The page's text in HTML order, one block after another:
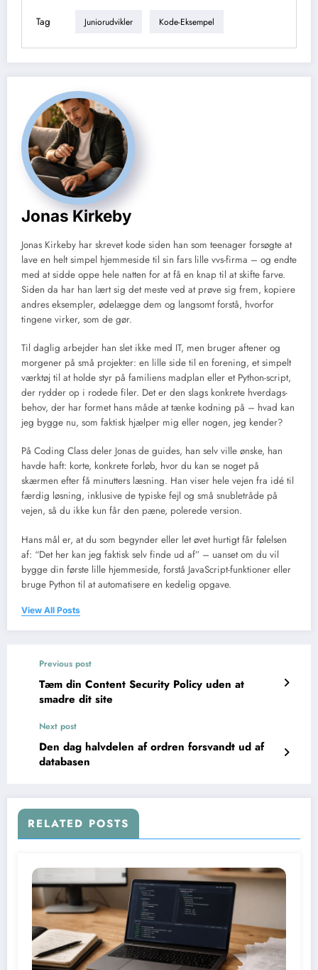
monitoring og et værktøj til manuel genkørsel eller inspektion, så operatører
Tag Juniorudvikler Kode-Eksempel
Jonas Kirkeby
Jonas Kirkeby har skrevet kode siden han som teenager forsøgte at
lave en helt simpel hjemmeside til sin fars lille vvs-firma – og endte
med at sidde oppe hele natten for at få en knap til at skifte farve.
Siden da har han lært sig det meste ved at prøve sig frem, kopiere
andres eksempler, ødelægge dem og langsomt forstå, hvorfor
tingene virker, som de gør.
Til daglig arbejder han slet ikke med IT, men bruger aftener og
morgener på små projekter: en lille side til en forening, et simpelt
værktøj til at holde styr på familiens madplan eller et Python-script,
der rydder op i rodede filer. Det er den slags konkrete hverdags-
behov, der har formet hans måde at tænke kodning på – hvad kan
jeg bygge nu, som faktisk hjælper mig eller nogen, jeg kender?
På Coding Class deler Jonas de guides, han selv ville ønske, han
havde haft: korte, konkrete forløb, hvor du kan se noget på
skærmen efter få minutters læsning. Han viser hele vejen fra idé til
færdig løsning, inklusive de typiske fejl og små snubletråde på
vejen, så du ikke kun får den pæne, polerede version.
Hans mål er, at du som begynder eller let øvet hurtigt får følelsen
af: “Det her kan jeg faktisk selv finde ud af” – uanset om du vil
bygge din første lille hjemmeside, forstå JavaScript-funktioner eller
bruge Python til at automatisere en kedelig opgave.
View All Posts
Previous post
Tæm din Content Security Policy uden at
smadre dit site
Next post
Den dag halvdelen af ordren forsvandt ud af
databasen
RELATED POSTS